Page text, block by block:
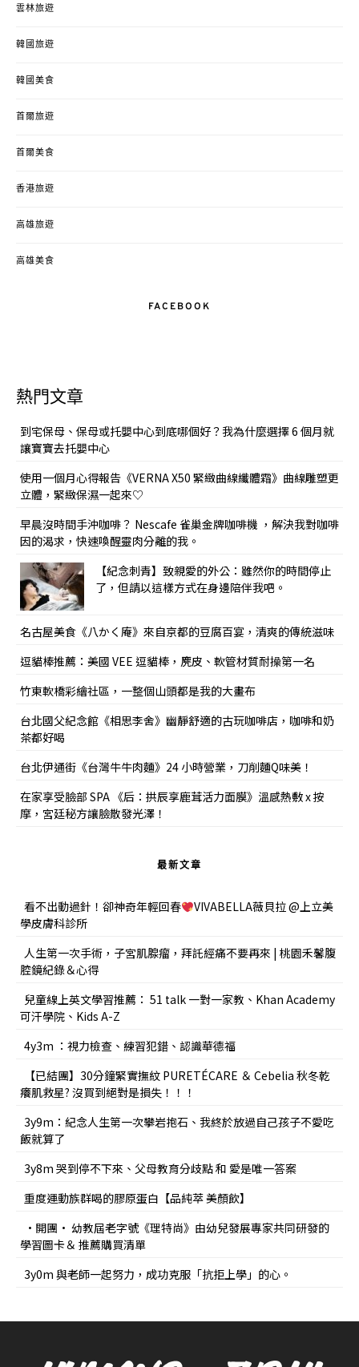
雲林旅遊
韓國旅遊
韓國美食
首爾旅遊
首爾美食
香港旅遊
高雄旅遊
高雄美食
FACEBOOK
熱門文章
到宅保母、保母或托嬰中心到底哪個好？我為什麼選擇 6 個月就
讓寶寶去托嬰中心
使用一個月心得報告《VERNA X50 緊緻曲線纖體霜》曲線雕塑更
立體，緊緻保濕一起來♡
早晨沒時間手沖咖啡？ Nescafe 雀巢金牌咖啡機 ，解決我對咖啡
因的渴求，快速喚醒靈肉分離的我。
【紀念刺青】致親愛的外公：雖然你的時間停止
了，但請以這樣方式在身邊陪伴我吧。
名古屋美食《八かく庵》來自京都的豆腐百宴，清爽的傳統滋味
逗貓棒推薦：美國 VEE 逗貓棒，麂皮、軟管材質耐操第一名
竹東軟橋彩繪社區，一整個山頭都是我的大畫布
台北國父紀念館《相思李舍》幽靜舒適的古玩咖啡店，咖啡和奶
茶都好喝
台北伊通街《台灣牛牛肉麵》24 小時營業，刀削麵Q味美！
在家享受臉部 SPA 《后：拱辰享鹿茸活力面膜》溫感熱敷 x 按
摩，宮廷秘方讓臉散發光澤！
最新文章
看不出動過針！卻神奇年輕回春
VIVABELLA薇貝拉 @上立美
學皮膚科診所
人生第一次手術，子宮肌腺瘤，拜託經痛不要再來 | 桃園禾馨腹
腔鏡紀錄＆心得
兒童線上英文學習推薦： 51 talk 一對一家教、Khan Academy
可汗學院、Kids A-Z
4y3m ：視力檢查、練習犯錯、認識華德福
【已結團】30分鐘緊實撫紋 PURETÉCARE ＆ Cebelia 秋冬乾
癢肌救星? 沒買到絕對是損失！！！
3y9m：紀念人生第一次攀岩抱石、我終於放過自己孩子不愛吃
飯就算了
3y8m 哭到停不下來、父母教育分歧點 和 愛是唯一答案
重度運動族群喝的膠原蛋白【品純萃 美顏飲】
•開團• 幼教屆老字號《理特尚》由幼兒發展專家共同研發的
學習圖卡＆ 推薦購買清單
3y0m 與老師一起努力，成功克服「抗拒上學」的心。